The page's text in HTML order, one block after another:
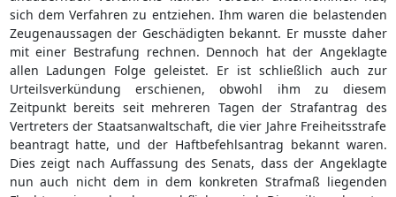
sich dem Verfahren zu entziehen. Ihm waren die belastenden
Zeugenaussagen der Geschädigten bekannt. Er musste daher
mit einer Bestrafung rechnen. Dennoch hat der Angeklagte
allen Ladungen Folge geleistet. Er ist schließlich auch zur
Urteilsverkündung erschienen, obwohl ihm zu diesem
Zeitpunkt bereits seit mehreren Tagen der Strafantrag des
Vertreters der Staatsanwaltschaft, die vier Jahre Freiheitsstrafe
beantragt hatte, und der Haftbefehlsantrag bekannt waren.
Dies zeigt nach Auffassung des Senats, dass der Angeklagte
nun auch nicht dem in dem konkreten Strafmaß liegenden